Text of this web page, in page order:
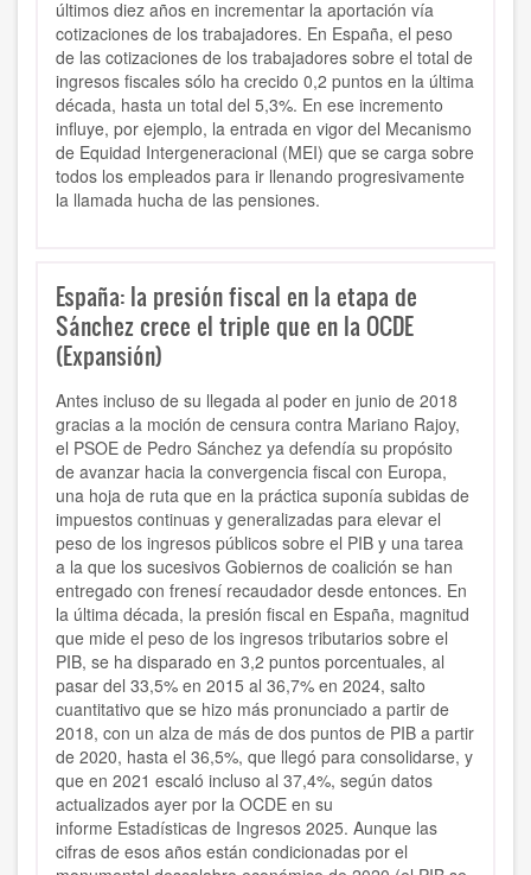
últimos diez años en incrementar la aportación vía
cotizaciones de los trabajadores. En España, el peso
de las cotizaciones de los trabajadores sobre el total de
ingresos fiscales sólo ha crecido 0,2 puntos en la última
década, hasta un total del 5,3%. En ese incremento
influye, por ejemplo, la entrada en vigor del Mecanismo
de Equidad Intergeneracional (MEI) que se carga sobre
todos los empleados para ir llenando progresivamente
la llamada hucha de las pensiones.
España: la presión fiscal en la etapa de
Sánchez crece el triple que en la OCDE
(Expansión)
Antes incluso de su llegada al poder en junio de 2018
gracias a la moción de censura contra Mariano Rajoy,
el PSOE de Pedro Sánchez ya defendía su propósito
de avanzar hacia la convergencia fiscal con Europa,
una hoja de ruta que en la práctica suponía subidas de
impuestos continuas y generalizadas para elevar el
peso de los ingresos públicos sobre el PIB y una tarea
a la que los sucesivos Gobiernos de coalición se han
entregado con frenesí recaudador desde entonces. En
la última década, la presión fiscal en España, magnitud
que mide el peso de los ingresos tributarios sobre el
PIB, se ha disparado en 3,2 puntos porcentuales, al
pasar del 33,5% en 2015 al 36,7% en 2024, salto
cuantitativo que se hizo más pronunciado a partir de
2018, con un alza de más de dos puntos de PIB a partir
de 2020, hasta el 36,5%, que llegó para consolidarse, y
que en 2021 escaló incluso al 37,4%, según datos
actualizados ayer por la OCDE en su
informe Estadísticas de Ingresos 2025. Aunque las
cifras de esos años están condicionadas por el